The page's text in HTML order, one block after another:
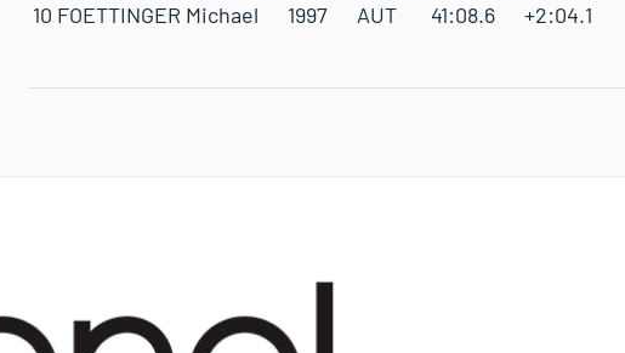
10 FOETTINGER Michael 1997 AUT 41:08.6 +2:04.1